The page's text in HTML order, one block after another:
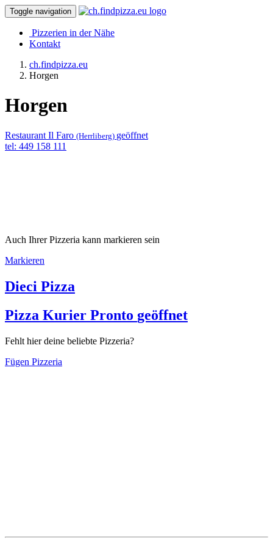
Toggle navigation
Pizzerien in der Nähe
Kontakt
ch.findpizza.eu
Horgen
Horgen
Restaurant Il Faro (Herrliberg) geöffnet
tel: 449 158 111
Auch Ihrer Pizzeria kann markieren sein
Markieren
Dieci Pizza
Pizza Kurier Pronto geöffnet
Fehlt hier deine beliebte Pizzeria?
Fügen Pizzeria